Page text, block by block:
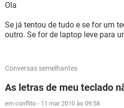
Ola
Se já tentou de tudo e se for um
outro. Se for de laptop leve para
Conversas semelhantes
As letras de meu teclado
em conflito - 11 mar 2010 às 09:58